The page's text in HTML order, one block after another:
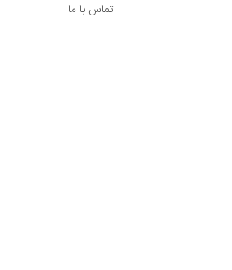
تماس با ما